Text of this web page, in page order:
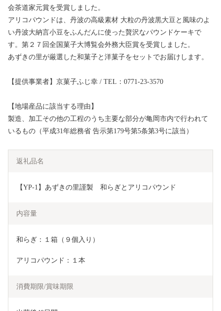
会茶道家元賞を受賞しました。
アリコパウンドは、丹波の高級素材 大粒の丹波黒大豆と風味のよ
い丹波大納言小豆をふんだんに使った贅沢なパウンドケーキで
す。第２７回全国菓子大博覧会外務大臣賞を受賞しました。
あずきの里が厳選した和菓子と洋菓子をセットでお届けします。
【提供事業者】京菓子ふじ幸 / TEL：0771-23-3570
【地場産品に該当する理由】
製造、加工その他の工程のうち主要な部分が亀岡市内で行われて
いるもの（平成31年総務省 告示第179号第5条第3号に該当）
返礼品名
【YP-1】あずきの里謹製　和らぎとアリコパウンド
内容量
和らぎ：１箱（９個入り）
アリコパウンド：１本
消費期限/賞味期限